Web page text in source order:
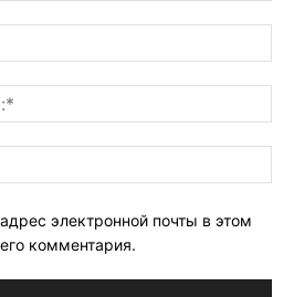
электронной почты в этом
комментария.